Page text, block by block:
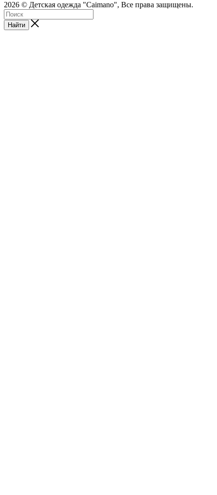
2026 © Детская одежда "Caimano", Все права защищены.
Найти